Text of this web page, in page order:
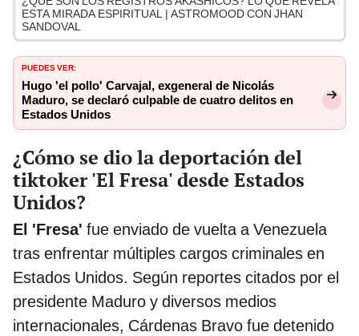
ESTA MIRADA ESPIRITUAL | ASTROMOOD CON JHAN
SANDOVAL
PUEDES VER:
Hugo 'el pollo' Carvajal, exgeneral de Nicolás
Maduro, se declaró culpable de cuatro delitos en
Estados Unidos
¿Cómo se dio la deportación del
tiktoker 'El Fresa' desde Estados
Unidos?
El 'Fresa' fue enviado de vuelta a Venezuela
tras enfrentar múltiples cargos criminales en
Estados Unidos. Según reportes citados por el
presidente Maduro y diversos medios
internacionales, Cárdenas Bravo fue detenido